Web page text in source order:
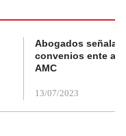
Abogados
convenios ente
AMC
13/07/2023